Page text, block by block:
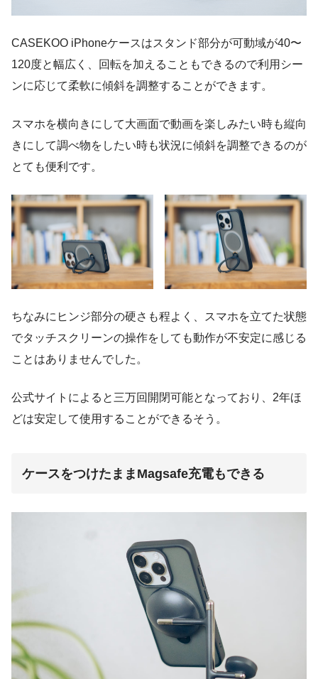
CASEKOO iPhoneケースはスタンド部分が可動域が40〜
120度と幅広く、回転を加えることもできるので利用シー
ンに応じて柔軟に傾斜を調整することができます。
スマホを横向きにして大画面で動画を楽しみたい時も縦向
きにして調べ物をしたい時も状況に傾斜を調整できるのが
とても便利です。
ちなみにヒンジ部分の硬さも程よく、スマホを立てた状態
でタッチスクリーンの操作をしても動作が不安定に感じる
ことはありませんでした。
公式サイトによると三万回開閉可能となっており、2年ほ
どは安定して使用することができるそう。
ケースをつけたままMagsafe充電もできる